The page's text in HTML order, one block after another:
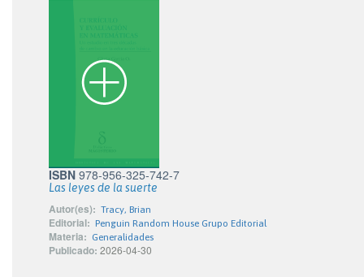
ISBN 978-956-325-742-7
Las leyes de la suerte
Autor(es): Tracy, Brian
Editorial: Penguin Random House Grupo Editorial
Materia: Generalidades
Publicado: 2026-04-30